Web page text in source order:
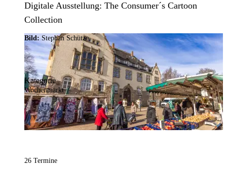
Digitale Ausstellung: The Consumer´s Cartoon
Collection
Bild: Stephan Schütze
Kategorie
Wochenmarkt
26 Termine